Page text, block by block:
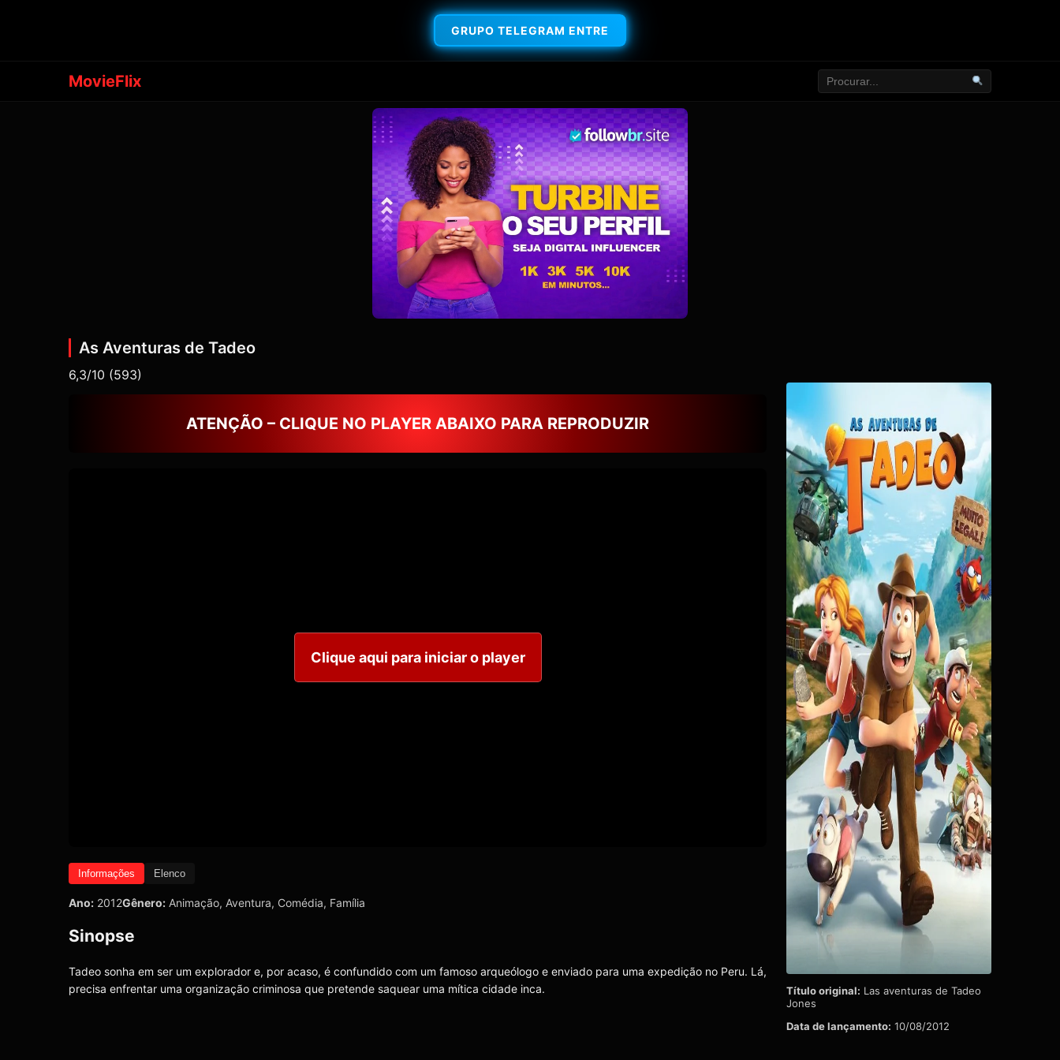
GRUPO TELEGRAM ENTRE
MovieFlix
As Aventuras de Tadeo
6,3/10 (593)
ATENÇÃO – CLIQUE NO PLAYER ABAIXO PARA REPRODUZIR
Clique aqui para iniciar o player
Informações Elenco
Ano: 2012Gênero: Animação, Aventura, Comédia, Família
Sinopse
Tadeo sonha em ser um explorador e, por acaso, é confundido com um famoso arqueólogo e enviado para uma expedição no Peru. Lá,
precisa enfrentar uma organização criminosa que pretende saquear uma mítica cidade inca.
Título original: Las aventuras de Tadeo
Jones
Data de lançamento: 10/08/2012